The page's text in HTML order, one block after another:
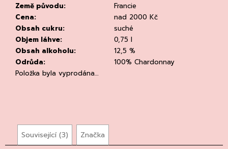
Země původu:
Francie
Cena:
nad 2000 Kč
Obsah cukru:
suché
Objem láhve:
0,75 l
Obsah alkoholu:
12,5 %
Odrůda:
100% Chardonnay
Položka byla vyprodána…
Související (3) Značka
DÁRKOVÁ
TAŠKA
NA
MAGNUM
LÁHEV
ČERNÁ
MAT
49